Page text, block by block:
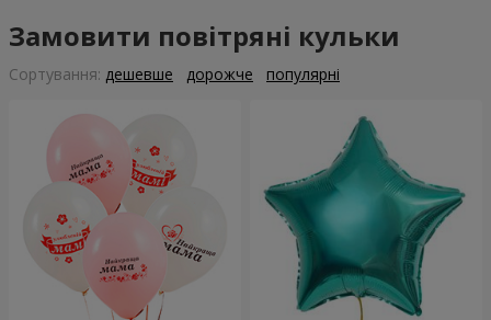
Замовити повітряні кульки
Сортування: дешевше дорожче популярні